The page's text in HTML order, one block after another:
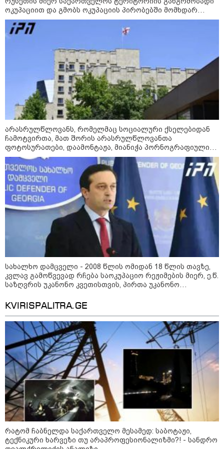
ყველაზე კარგი/ცუდი ქვეყნები
ემიგრანტებისთვის 2026 წელს
პოლიტიკა
14:14 / 06-08-2026
"მეც ერთ-ერთი მათგანი ვიყავი, ვინც
ლიფტში გაიჭედა" - ლევან მახაშვილი
10:45 / 07-08-2026
"აშშ კვლავაც ღრმად
შეშფოთებულია რუსეთის მიერ
საქართველოს ტერიტორიის
განგრძობადი ოკუპაციით" -
აშშ-ის საელჩო
09:35 / 07-08-2026
"საქართველო გადავარჩინეთ,
ოკუპაციით და გმობს ოკუპაციის პირობებში მომხდარ
მკვლელობებს, გატაცებებსა და სხვა სახის ძალადობა
არასრულწლოვანს, რომელმაც სოციალური ქსელებიდან
ჩამოტვირთა, მათ შორის არასრულწლოვანთა
ფოტოსურათები, დაამონტაჟა, მიანიჭა პორნოგრაფიული
იერსახე და შეურაცხმყოფელ ტექსტებთან ერთად
გაავრცელა, ბრალი წარუდგინეს
სახალხო დამცველი - 2008 წლის ომიდან 18 წლის თავზე,
კვლავ გამოწვევად რჩება საოკუპაციო რეჟიმების მიერ, ე.წ.
საზღვრის უკანონო კვეთისთვის, პირთა უკანონო
ენაზე განათლების ხელმისაწვდომობა
KVIRISPALITRA.GE
რატომ ჩაბნელდა საქართველო მესამედ: საბოტაჟი,
ტექნიკური ხარვეზი თუ არაპროფესიონალიზმი?! - სანდრო